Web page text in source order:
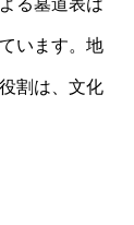
る墓道表は
います。地
割は、文化